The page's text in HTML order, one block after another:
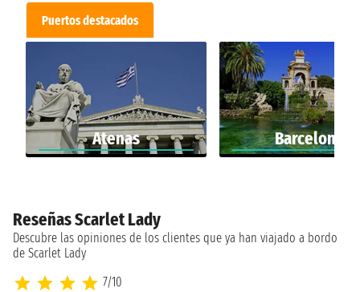
Puertos destacados
Atenas Barcelona
Reseñas Scarlet Lady
Descubre las opiniones de los clientes que ya han viajado a bordo
de Scarlet Lady
7/10